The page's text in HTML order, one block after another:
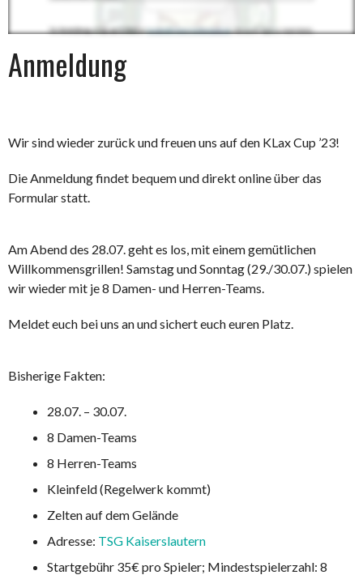
Anmeldung
Wir sind wieder zurück und freuen uns auf den KLax Cup ’23!
Die Anmeldung findet bequem und direkt online über das
Formular statt.
Am Abend des 28.07. geht es los, mit einem gemütlichen
Willkommensgrillen! Samstag und Sonntag (29./30.07.) spielen
wir wieder mit je 8 Damen- und Herren-Teams.
Meldet euch bei uns an und sichert euch euren Platz.
Bisherige Fakten:
28.07. – 30.07.
8 Damen-Teams
8 Herren-Teams
Kleinfeld (Regelwerk kommt)
Zelten auf dem Gelände
Adresse: TSG Kaiserslautern
Startgebühr 35€ pro Spieler; Mindestspielerzahl: 8